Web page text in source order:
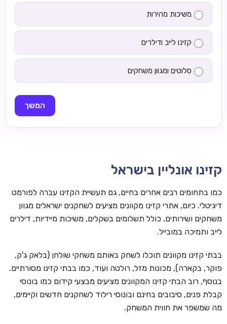
משיכות מהירות
קזינו לייב ודילרים
סלוטים ומגוון משחקים
המשך
קזינו אונליין בישראל
כמו בתחומים רבים אחרים בחיים, גם תעשיית הקזינו עברה לפורמט
דיגיטלי. כיום, אתרי קזינו מקוונים מציעים לשחקנים ישראלים מגוון
משחקים ושירותים, כולל תשלומים בשקלים, משיכות מיידיות, דילרים
לייב ותמיכה במובייל.
בבתי קזינו מקוונים תוכלו לשחק באותם משחקי שולחן (בלאק ג'ק,
פוקר, בקארה), מכונות מזל, רולטה ועוד, כמו בבתי קזינו מסורתיים.
בנוסף, רוב הבתי קזינו המקוונים מציעים מבצעי קידום כמו בונוסי
קבלת פנים, סיבובים בחינם ובונוסי רילוד לשחקנים חדשים וקיימים,
מה שמשפר את חווית המשחק.